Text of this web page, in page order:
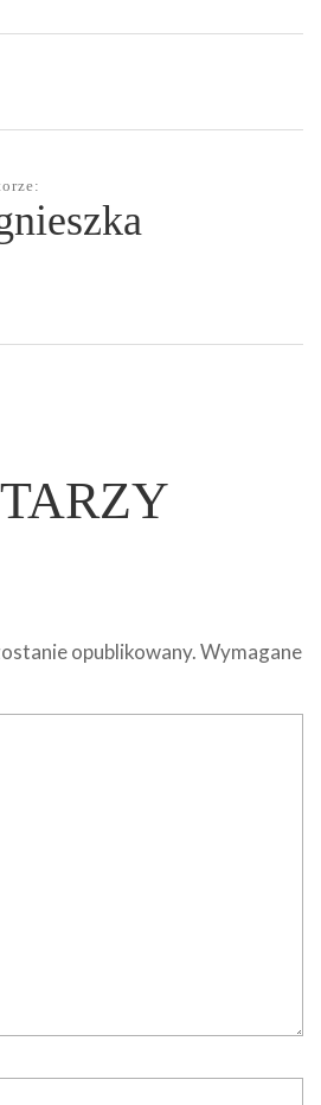
opublikowany.Wymagane